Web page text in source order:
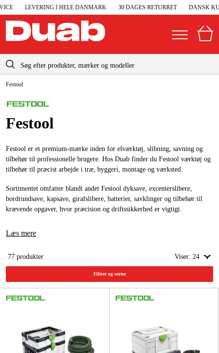
LEVERING I HELE DANMARK 30 DAGES RETURRET DANSK
Danmark
Sverige
Suomi
Norge
Deutschland
Højtryksrensere
Maskiner og værktøj
Garage og værksted
Kampagner
Artikler og vejledninger
Ofte stillede spørgsmål
info-dk@duab.eu
Festool
Festool
Festool er et premium-mærke inden for elværktøj, slibning, savning og
tilbehør til professionelle brugere. Hos Duab finder du Festool værktøj og
tilbehør til præcist arbejde i træ, byggeri, montage og værksted.
Sortimentet omfatter blandt andet Festool dyksave, excenterslibere,
bordrundsave, kapsave, girafslibere, batterier, savklinger og tilbehør til
krævende opgaver, hvor præcision og driftssikkerhed er vigtigt.
Læs mere
77 produkter Viser: 24
Filtrer og sorter